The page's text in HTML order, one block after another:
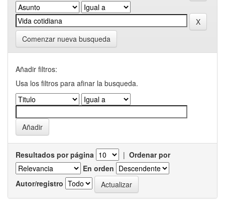
Comenzar nueva busqueda
Añadir filtros:
Usa los filtros para afinar la busqueda.
Resultados por página | Ordenar por
En orden
Autor/registro